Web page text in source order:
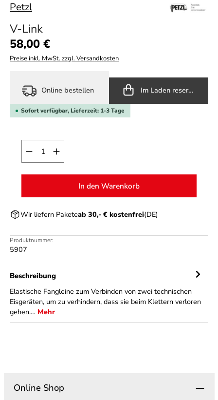
Petzl
V-Link
Regulärer Preis:
58,00 €
Preise inkl. MwSt. zzgl. Versandkosten
Online bestellen Im Laden reservieren
Sofort verfügbar, Lieferzeit: 1-3 Tage
Produkt Anzahl: Gib den gewünschten Wert
In den Warenkorb
Wir liefern Paketeab 30,- € kostenfrei(DE)
Produktnummer:
5907
Beschreibung
Elastische Fangleine zum Verbinden von zwei technischen
Eisgeräten, um zu verhindern, dass sie beim Klettern verloren
gehen.… Mehr
Online Shop